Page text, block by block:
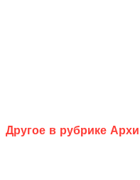
Другое в рубрике